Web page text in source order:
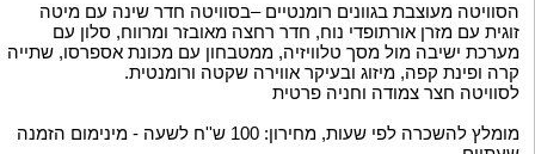
הסוויטה מעוצבת בגוונים רומנטיים –בסוויטה חדר שינה עם מיטה
זוגית עם מזרן אורתופדי נוח, חדר רחצה מאובזר ומרווח, סלון עם
מערכת ישיבה מול מסך טלוויזיה, ממטבחון עם מכונת אספרסו, שתייה
קרה ופינת קפה, מיזוג ובעיקר אווירה שקטה ורומנטית.
לסוויטה חצר צמודה וחניה פרטית
מומלץ להשכרה לפי שעות, מחירון: 100 ש''ח לשעה - מינימום הזמנה